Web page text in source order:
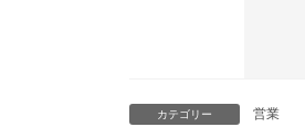
カテゴリー 営業